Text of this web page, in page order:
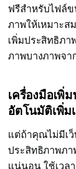
ฟรีสำหรับไฟล์
ภาพให้เหมาะส
เพิ่มประสิทธิภา
ภาพบางภาพจา
เครื่องมือเพิ่
อัตโนมัติเพิ่ม
แต่ถ้าคุณไม่มีเว็
ประสิทธิภาพภ
แน่นอนใช้เวล